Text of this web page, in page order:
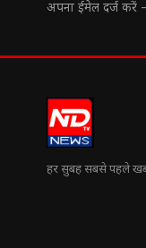
अपना ईमेल दर्ज करें
हर सुबह सबसे पहले